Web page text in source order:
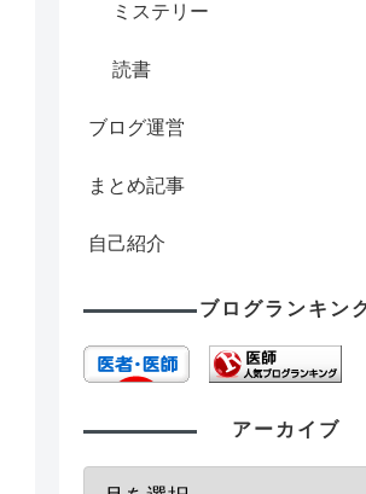
ミステリー
読書
ブログ運営
まとめ記事
自己紹介
ブログランキン
アーカイブ